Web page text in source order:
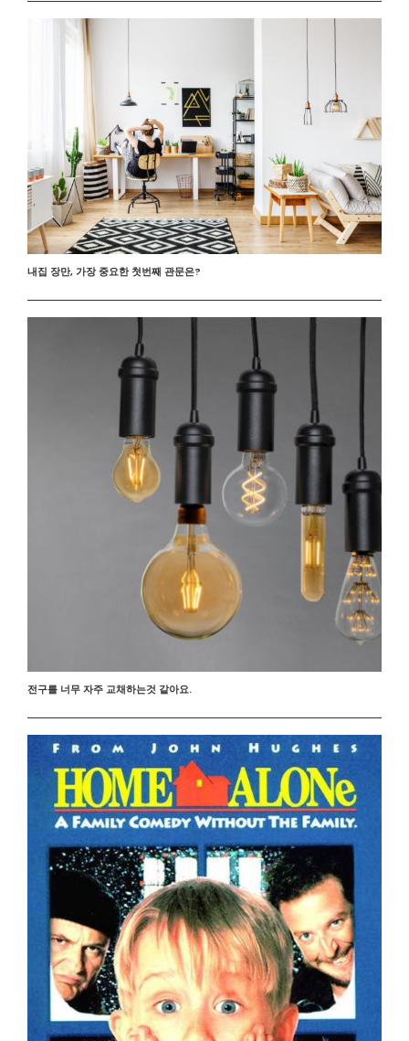
내집 장만, 가장 중요한 첫번째 관문은?
전구를 너무 자주 교채하는것 같아요.